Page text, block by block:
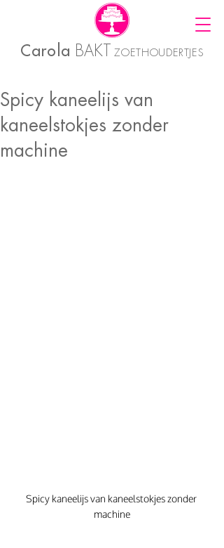
Carola BAKT ZOETHOUDERTJES
Spicy kaneelijs van
kaneelstokjes zonder
machine
Spicy kaneelijs van kaneelstokjes zonder
machine